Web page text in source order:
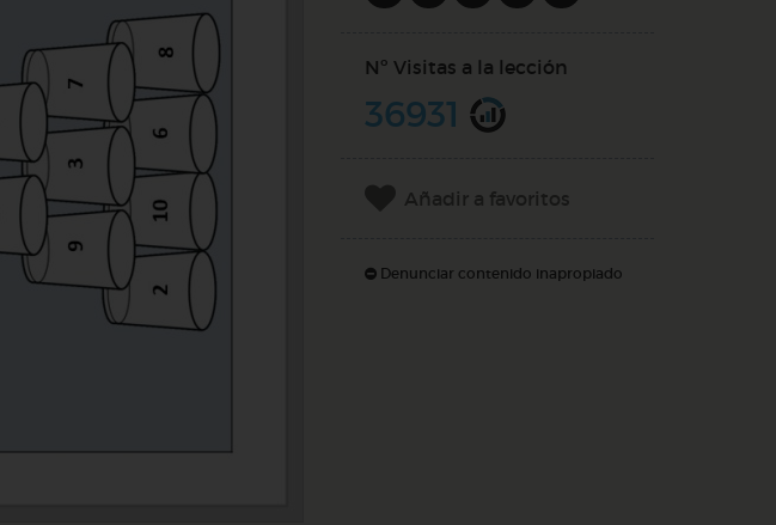
Nº Visitas a la lección
36931
Añadir a favoritos
Denunciar contenido inapropiado